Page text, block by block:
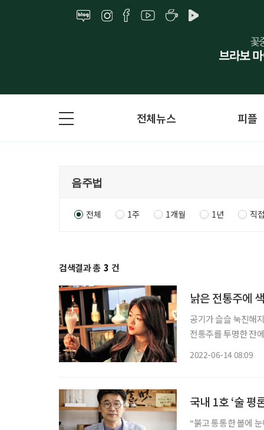
전체뉴스 피플
전체 1주 1개월 1년 직
검색결과 총 3 건
낡은 전통주에
공기가 슬슬 눅진해
전통주를 투명한 잔
2022-06-14 08:09
국내 1호 ‘술 평
“붉고 통통한 볼에